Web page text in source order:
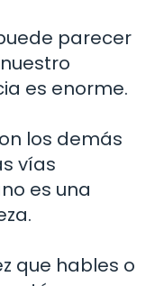
parecer
es enorme.
los demás
vías
es una
que hables o